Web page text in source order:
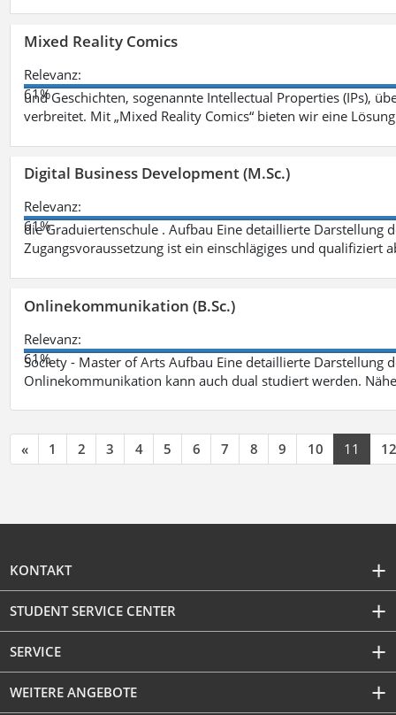
Mixed Reality Comics
Relevanz:
61%
und Geschichten, sogenannte Intellectual Properties (IPs),
verbreitet. Mit „Mixed Reality Comics“ bieten wir eine
Digital Business Development (M.Sc.)
Relevanz:
61%
die Graduiertenschule . Aufbau Eine detaillierte Darstellung
Zugangsvoraussetzung ist ein einschlägiges und qualifiziert
Onlinekommunikation (B.Sc.)
Relevanz:
61%
Society - Master of Arts Aufbau Eine detaillierte Darstellung
Onlinekommunikation kann auch dual studiert werden.
« 1 2 3 4 5 6 7 8 9 10 11 12
KONTAKT
STUDENT SERVICE CENTER
SERVICE
WEITERE ANGEBOTE